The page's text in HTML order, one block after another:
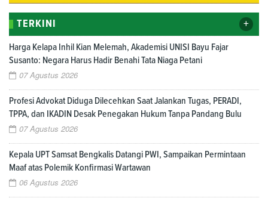
TERKINI +
Harga Kelapa Inhil Kian Melemah, Akademisi UNISI Bayu Fajar
Susanto: Negara Harus Hadir Benahi Tata Niaga Petani
07 Agustus 2026
Profesi Advokat Diduga Dilecehkan Saat Jalankan Tugas, PERADI,
TPPA, dan IKADIN Desak Penegakan Hukum Tanpa Pandang Bulu
07 Agustus 2026
Kepala UPT Samsat Bengkalis Datangi PWI, Sampaikan Permintaan
Maaf atas Polemik Konfirmasi Wartawan
06 Agustus 2026